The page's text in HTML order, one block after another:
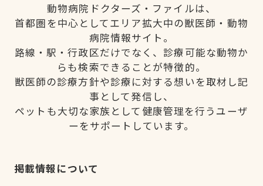
動物病院ドクターズ・ファイルは、
首都圏を中心としてエリア拡大中の獣医師・動物
病院情報サイト。
路線・駅・行政区だけでなく、診療可能な動物か
らも検索できることが特徴的。
獣医師の診療方針や診療に対する想いを取材し記
事として発信し、
ペットも大切な家族として健康管理を行うユーザ
ーをサポートしています。
掲載情報について